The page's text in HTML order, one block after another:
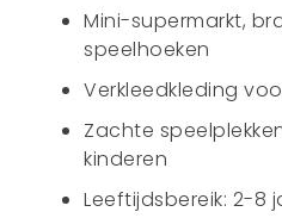
Mini-supermarkt,
speelhoeken
Verkleedkleding
Zachte
kinderen
Leeftijdsbereik: 2-8